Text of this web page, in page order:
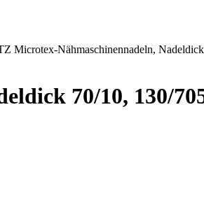
Microtex-Nähmaschinennadeln,
70/10, 130/